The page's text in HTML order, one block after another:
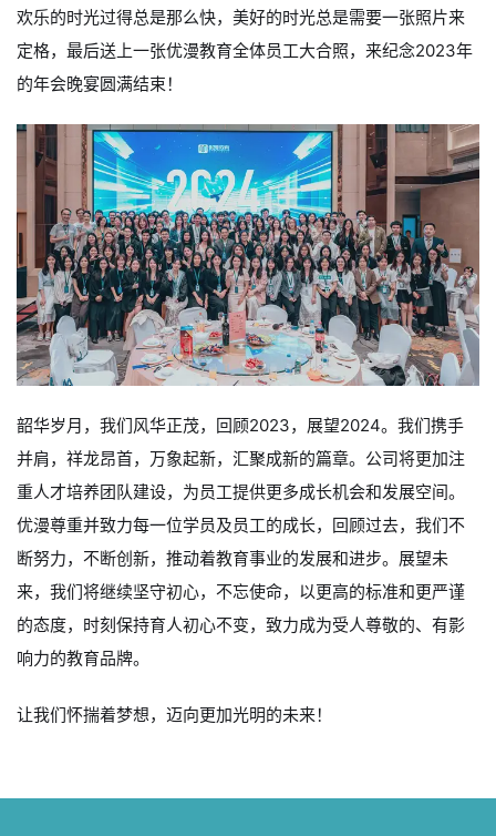
欢乐的时光过得总是那么快，美好的时光总是需要一张照片来
定格，最后送上一张优漫教育全体员工大合照，来纪念2023年
的年会晚宴圆满结束！
韶华岁月，我们风华正茂，回顾2023，展望2024。我们携手
并肩，祥龙昂首，万象起新，汇聚成新的篇章。公司将更加注
重人才培养团队建设，为员工提供更多成长机会和发展空间。
优漫尊重并致力每一位学员及员工的成长，回顾过去，我们不
断努力，不断创新，推动着教育事业的发展和进步。展望未
来，我们将继续坚守初心，不忘使命，以更高的标准和更严谨
的态度，时刻保持育人初心不变，致力成为受人尊敬的、有影
响力的教育品牌。
让我们怀揣着梦想，迈向更加光明的未来！